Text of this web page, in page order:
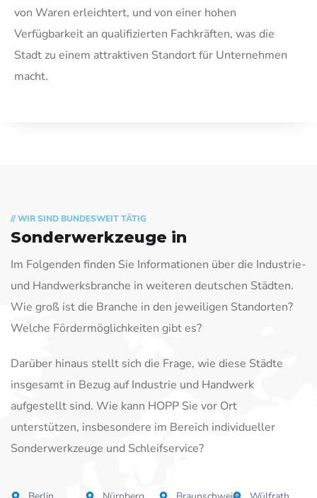
von Waren erleichtert, und von einer hohen
Verfügbarkeit an qualifizierten Fachkräften, was die
Stadt zu einem attraktiven Standort für Unternehmen
macht.
// WIR SIND BUNDESWEIT TÄTIG
Sonderwerkzeuge in
Im Folgenden finden Sie Informationen über die Industrie-
und Handwerksbranche in weiteren deutschen Städten.
Wie groß ist die Branche in den jeweiligen Standorten?
Welche Fördermöglichkeiten gibt es?
Darüber hinaus stellt sich die Frage, wie diese Städte
insgesamt in Bezug auf Industrie und Handwerk
aufgestellt sind. Wie kann HOPP Sie vor Ort
unterstützen, insbesondere im Bereich individueller
Sonderwerkzeuge und Schleifservice?